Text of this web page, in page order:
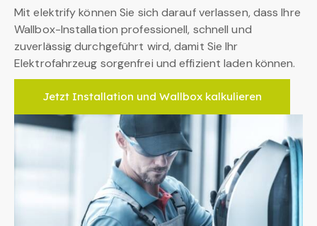
Mit elektrify können Sie sich darauf verlassen, dass Ihre
Wallbox-Installation professionell, schnell und
zuverlässig durchgeführt wird, damit Sie Ihr
Elektrofahrzeug sorgenfrei und effizient laden können.
Jetzt Installation und Wallbox kalkulieren